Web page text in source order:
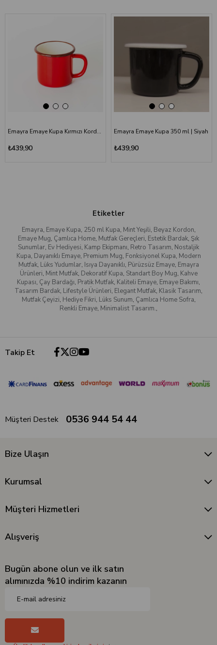
Emayra Emaye Kupa Kırmızı Kordon Kahve 380 ml | Çamlıca Home
₺439,90
Emayra Emaye Kupa 350 ml | Siyah
₺439,90
Etiketler
Emayra, Emaye Kupa, 250 ml Kupa, Mint Yeşili, Beyaz Kordon,
Emaye Mug, Çamlıca Home, Mutfak Gereçleri, Estetik Bardak, Şık
Sunumlar, Ev Hediyesi, Kamp Ekipmanı, Retro Tasarım, Nostaljik
Kupa, Dayanıklı Emaye, Premium Mug, Fonksiyonel Kupa, Modern
Mutfak, Lüks Yudumlar, Isıya Dayanıklı, Pürüzsüz Emaye, Emayra
Ürünleri, Mint Mutfak, Dekoratif Kupa, Standart Boy Mug, Kahve
Kupası, Çay Bardağı, Pratik Mutfak, Kaliteli Emaye, Emaye Bakımı,
Tasarım Bardak, Lifestyle Ürünleri, Elegant Mutfak, Klasik Tasarım,
Mutfak Çeyizi, Hediye Fikri, Lüks Sunum, Çamlıca Home Sofra,
Renkli Emaye, Minimalist Tasarım.,
Takip Et
Müşteri Destek 0536 944 54 44
Bize Ulaşın
Kurumsal
Müşteri Hizmetleri
Alışveriş
Bugün abone olun ve ilk satın
alımınızda %10 indirim kazanın